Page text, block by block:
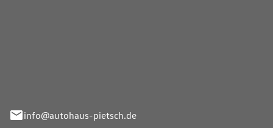
info@autohaus-pietsch.de